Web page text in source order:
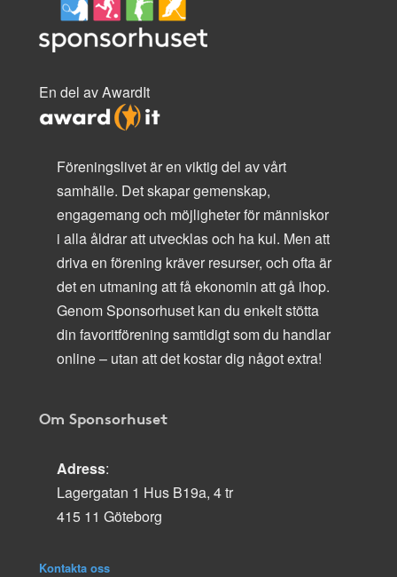
En del av AwardIt
Föreningslivet är en viktig del av vårt
samhälle. Det skapar gemenskap,
engagemang och möjligheter för människor
i alla åldrar att utvecklas och ha kul. Men att
driva en förening kräver resurser, och ofta är
det en utmaning att få ekonomin att gå ihop.
Genom Sponsorhuset kan du enkelt stötta
din favoritförening samtidigt som du handlar
online – utan att det kostar dig något extra!
Om Sponsorhuset
Adress:
Lagergatan 1 Hus B19a, 4 tr
415 11 Göteborg
Kontakta oss